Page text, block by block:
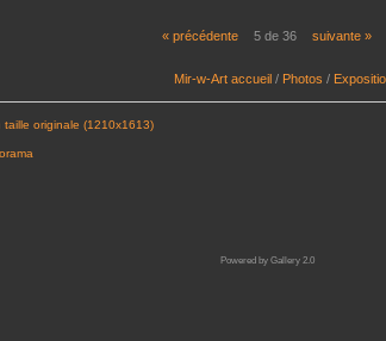
« précédente 5 de 36 suivante »
Mir-w-Art accueil / Photos /
taille originale (1210x1613)
Powered by Gallery 2.0